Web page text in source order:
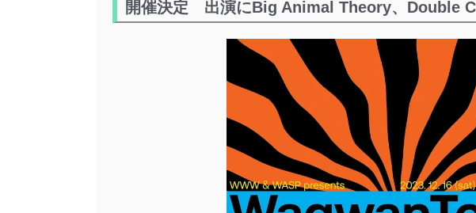
開催決定 出演にBig Animal Theory、Double